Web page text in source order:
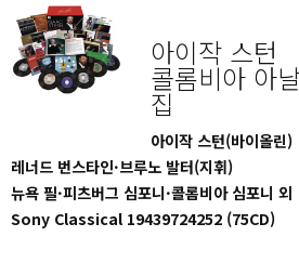
아이작 스턴
콜롬비아 아
집
아이작 스턴(바이올린)
레너드 번스타인·브루노 발터(지휘)
뉴욕 필·피츠버그 심포니·콜롬비아 심포니 외
Sony Classical 19439724252 (75CD)